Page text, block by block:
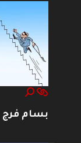
بسام فرج